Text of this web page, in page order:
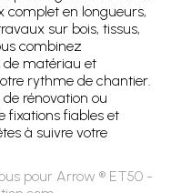
complet en longueurs,
sur bois, tissus,
combinez
de matériau et
rythme de chantier.
rénovation ou
fixations fiables et
à suivre votre
pour Arrow ® ET50 -